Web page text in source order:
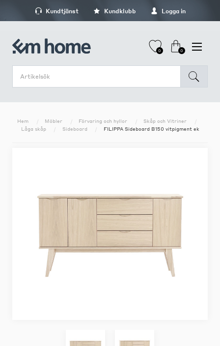
Kundtjänst Kundklubb Logga in
0 0
Hem Möbler Förvaring och hyllor
Skåp och Vitriner
Låga skåp
Sideboard FILIPPA Sideboard B150 vitpigment ek